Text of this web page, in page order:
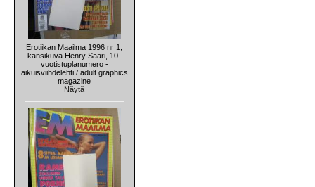
Erotiikan Maailma 1996 nr 1,
kansikuva Henry Saari, 10-
vuotistuplanumero -
aikuisviihdelehti / adult graphics
magazine
Näytä